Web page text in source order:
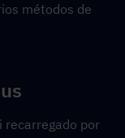
métodos de
recarregado por